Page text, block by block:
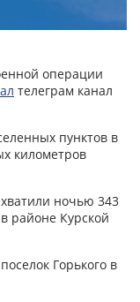
операции
телеграм канал
пунктов в
километров
ночью 343
районе Курской
Горького в